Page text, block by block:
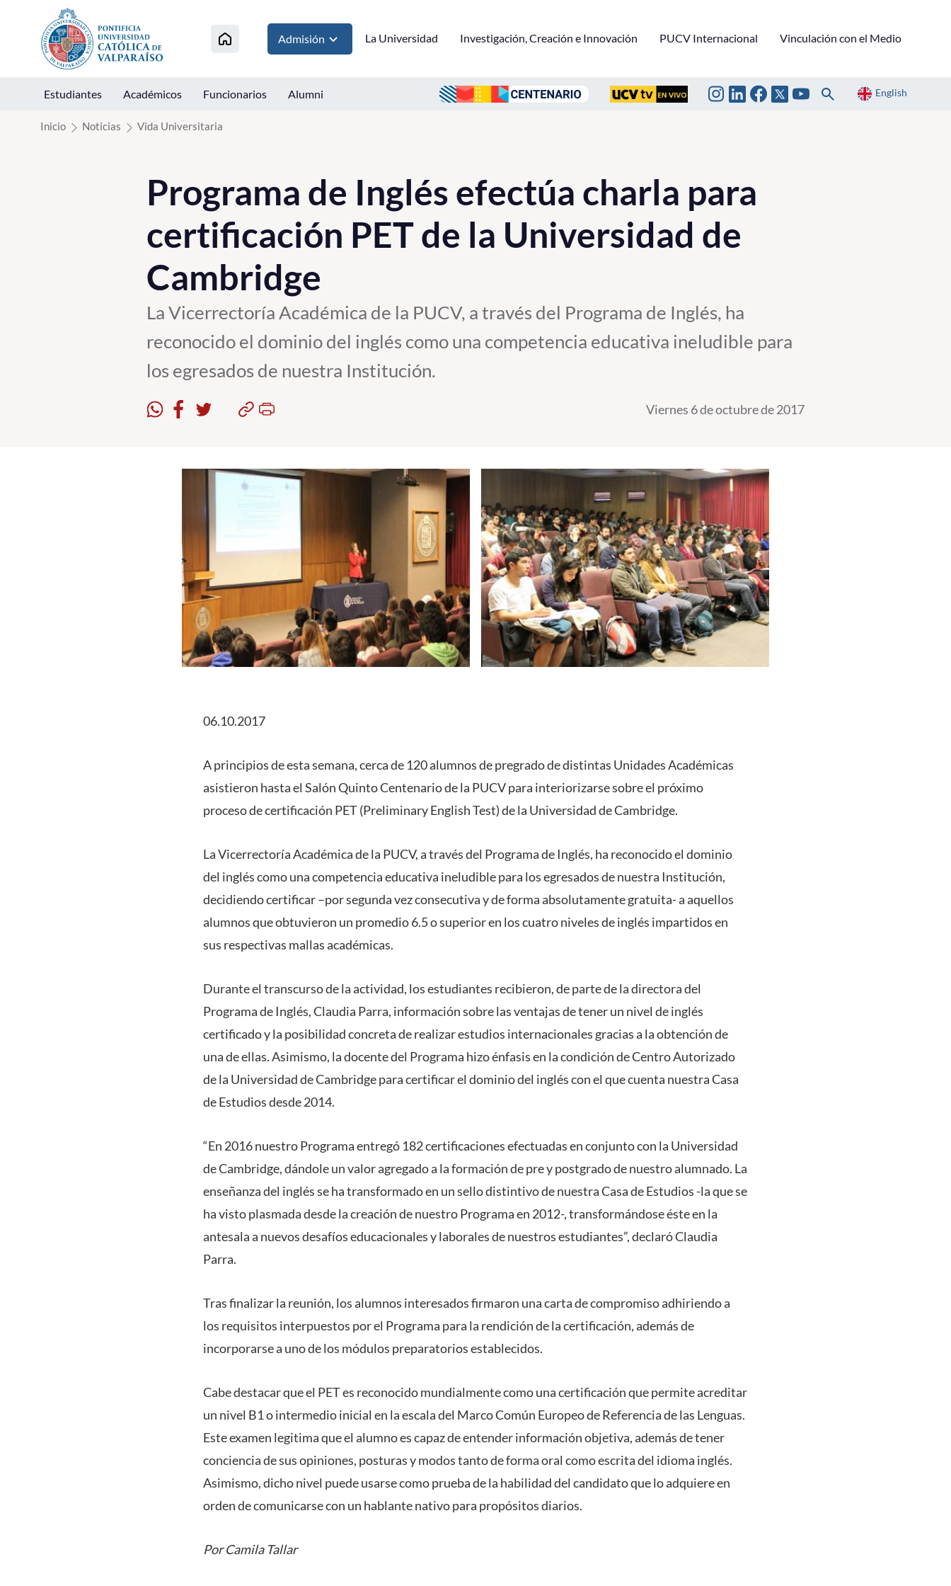
Click acá para ir directamente al contenido
Admisión La Universidad Investigación, Creación e Innovación PUCV Internacional Vinculación con el Medio
Estudiantes Académicos Funcionarios Alumni English
Inicio Noticias Vida Universitaria
Programa de Inglés efectúa charla para
certificación PET de la Universidad de
Cambridge
La Vicerrectoría Académica de la PUCV, a través del Programa de Inglés, ha
reconocido el dominio del inglés como una competencia educativa ineludible para
los egresados de nuestra Institución.
Viernes 6 de octubre de 2017
06.10.2017
A principios de esta semana, cerca de 120 alumnos de pregrado de distintas Unidades Académicas
asistieron hasta el Salón Quinto Centenario de la PUCV para interiorizarse sobre el próximo
proceso de certificación PET (Preliminary English Test) de la Universidad de Cambridge.
La Vicerrectoría Académica de la PUCV, a través del Programa de Inglés, ha reconocido el dominio
del inglés como una competencia educativa ineludible para los egresados de nuestra Institución,
decidiendo certificar –por segunda vez consecutiva y de forma absolutamente gratuita- a aquellos
alumnos que obtuvieron un promedio 6.5 o superior en los cuatro niveles de inglés impartidos en
sus respectivas mallas académicas.
Durante el transcurso de la actividad, los estudiantes recibieron, de parte de la directora del
Programa de Inglés, Claudia Parra, información sobre las ventajas de tener un nivel de inglés
certificado y la posibilidad concreta de realizar estudios internacionales gracias a la obtención de
una de ellas. Asimismo, la docente del Programa hizo énfasis en la condición de Centro Autorizado
de la Universidad de Cambridge para certificar el dominio del inglés con el que cuenta nuestra Casa
de Estudios desde 2014.
“En 2016 nuestro Programa entregó 182 certificaciones efectuadas en conjunto con la Universidad
de Cambridge, dándole un valor agregado a la formación de pre y postgrado de nuestro alumnado. La
enseñanza del inglés se ha transformado en un sello distintivo de nuestra Casa de Estudios -la que se
ha visto plasmada desde la creación de nuestro Programa en 2012-, transformándose éste en la
antesala a nuevos desafíos educacionales y laborales de nuestros estudiantes”, declaró Claudia
Parra.
Tras finalizar la reunión, los alumnos interesados firmaron una carta de compromiso adhiriendo a
los requisitos interpuestos por el Programa para la rendición de la certificación, además de
incorporarse a uno de los módulos preparatorios establecidos.
Cabe destacar que el PET es reconocido mundialmente como una certificación que permite acreditar
un nivel B1 o intermedio inicial en la escala del Marco Común Europeo de Referencia de las Lenguas.
Este examen legitima que el alumno es capaz de entender información objetiva, además de tener
conciencia de sus opiniones, posturas y modos tanto de forma oral como escrita del idioma inglés.
Asimismo, dicho nivel puede usarse como prueba de la habilidad del candidato que lo adquiere en
orden de comunicarse con un hablante nativo para propósitos diarios.
Por Camila Tallar